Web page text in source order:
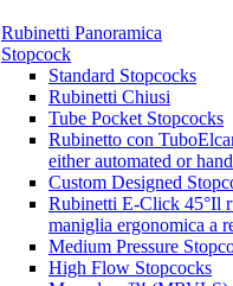
Rubinetti Panoramica
Stopcock
Standard Stopcocks
Rubinetti Chiusi
Tube Pocket Stopcocks
Rubinetto con Tubo
either automated or
Custom Designed
Rubinetti E-Click 45°Il
maniglia ergonomica a
Medium Pressure
High Flow Stopcocks